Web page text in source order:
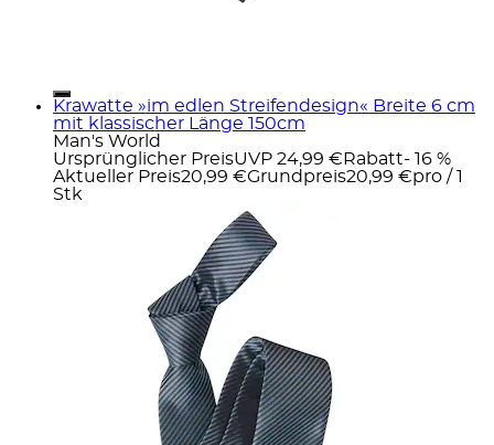
Krawatte »im edlen Streifendesign« Breite 6 cm
mit klassischer Länge 150cm
Man's World
Ursprünglicher PreisUVP 24,99 € Rabatt- 16 %
Aktueller Preis20,99 €Grundpreis20,99 €pro / 1
Stk